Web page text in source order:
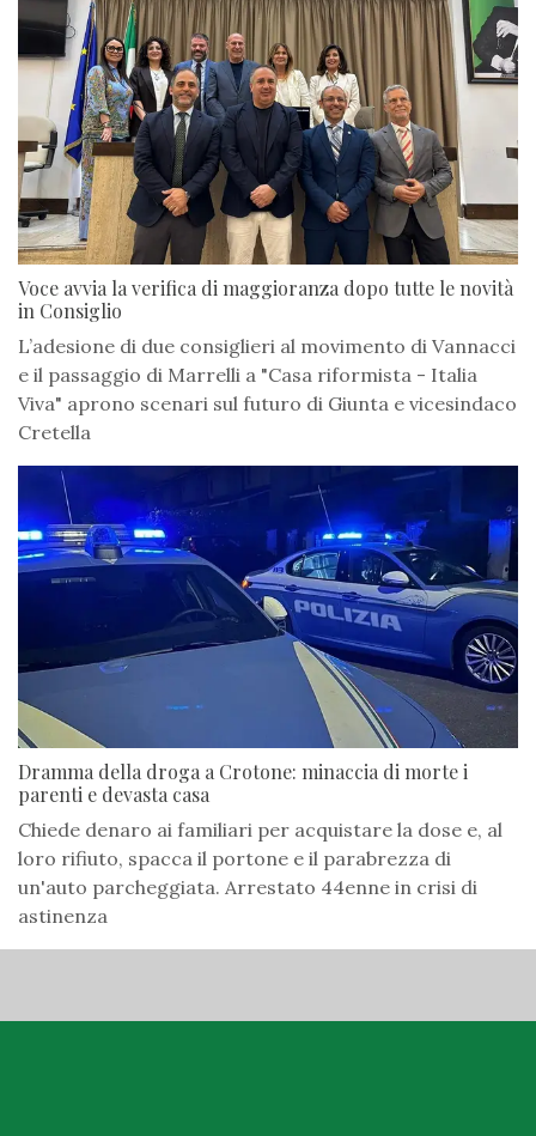
Voce avvia la verifica di maggioranza dopo tutte le novità
in Consiglio
L’adesione di due consiglieri al movimento di Vannacci
e il passaggio di Marrelli a "Casa riformista - Italia
Viva" aprono scenari sul futuro di Giunta e vicesindaco
Cretella
Dramma della droga a Crotone: minaccia di morte i
parenti e devasta casa
Chiede denaro ai familiari per acquistare la dose e, al
loro rifiuto, spacca il portone e il parabrezza di
un'auto parcheggiata. Arrestato 44enne in crisi di
astinenza